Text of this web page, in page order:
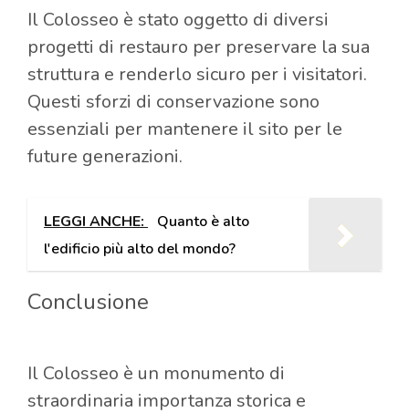
Il Colosseo è stato oggetto di diversi
progetti di restauro per preservare la sua
struttura e renderlo sicuro per i visitatori.
Questi sforzi di conservazione sono
essenziali per mantenere il sito per le
future generazioni.
LEGGI ANCHE:
Quanto è alto
l'edificio più alto del mondo?
Conclusione
Il Colosseo è un monumento di
straordinaria importanza storica e